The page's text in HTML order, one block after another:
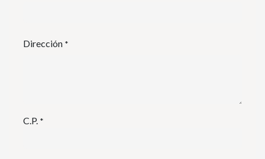
Dirección *
C.P. *